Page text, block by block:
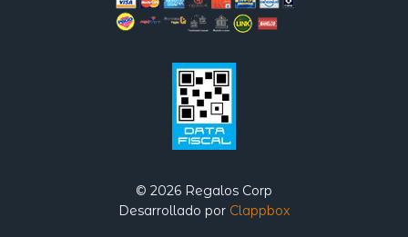
© 2026 Regalos Corp
Desarrollado por Clappbox